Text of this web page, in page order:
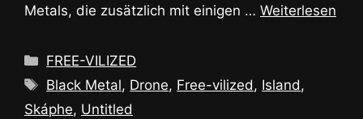
Metals, die zusätzlich mit einigen … Weiterlesen
Kategorien
FREE-VILIZED
Schlagwörter
Black Metal, Drone, Free-vilized, Island,
Skáphe, Untitled